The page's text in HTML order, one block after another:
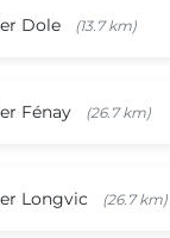
Dole (13.7 km)
Fénay (26.7 km)
Longvic (26.7 km)